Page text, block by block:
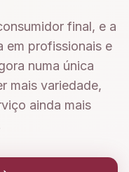
final, e a
em profissionais e
numa única
mais variedade,
ainda mais